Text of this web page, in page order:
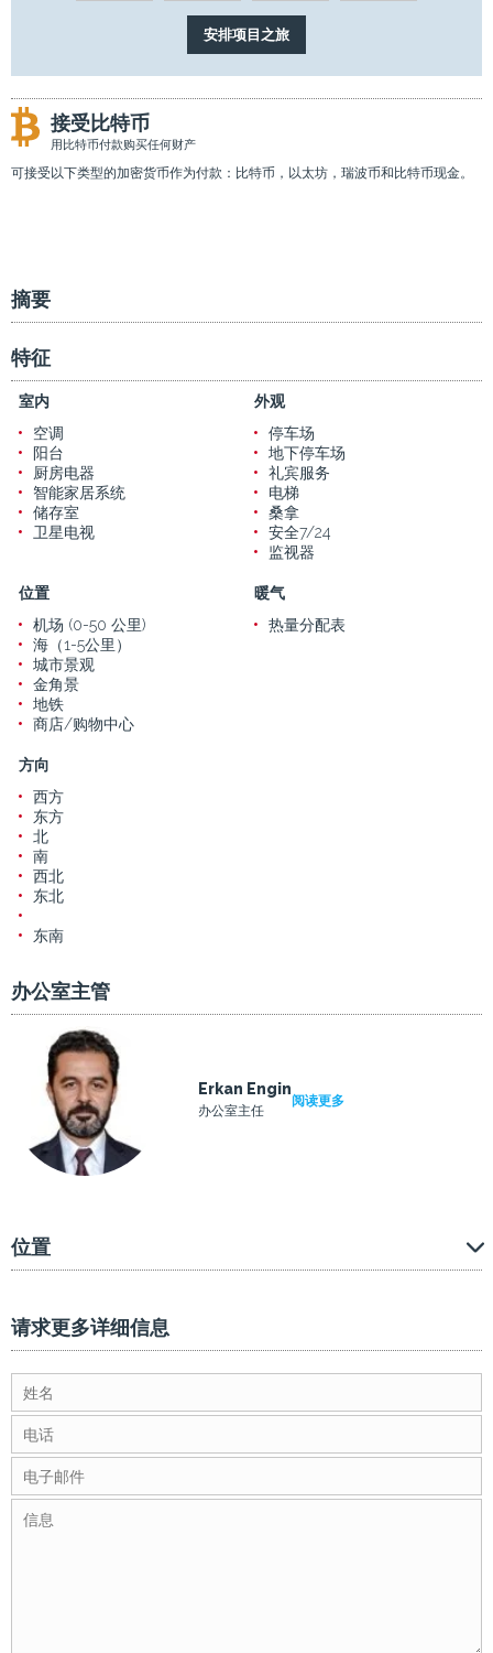
接受比特币
用比特币付款购买任何财产
可接受以下类型的加密货币作为付款：比特币，以太坊，瑞波币和比特币现金。
摘要
特征
室内
空调
阳台
厨房电器
智能家居系统
储存室
卫星电视
外观
停车场
地下停车场
礼宾服务
电梯
桑拿
安全7/24
监视器
位置
机场 (0-50 公里)
海（1-5公里）
城市景观
金角景
地铁
商店/购物中心
暖气
热量分配表
方向
西方
东方
北
南
西北
东北
东南
办公室主管
Erkan Engin
办公室主任
阅读更多
位置
请求更多详细信息